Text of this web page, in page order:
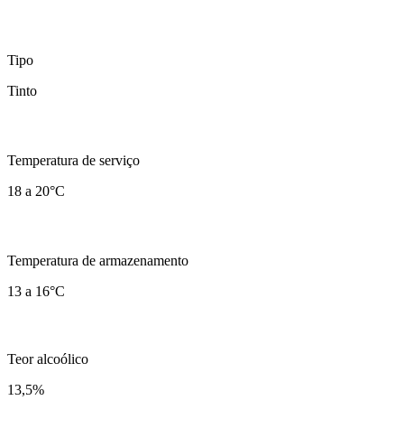
Tipo
Tinto
Temperatura de serviço
18 a 20°C
Temperatura de armazenamento
13 a 16°C
Teor alcoólico
13,5%